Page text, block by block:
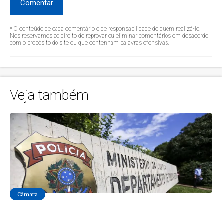
Comentar
* O conteúdo de cada comentário é de responsabilidade de quem realizá-lo.
Nos reservamos ao direito de reprovar ou eliminar comentários em desacordo
com o propósito do site ou que contenham palavras ofensivas.
Veja também
Câmara